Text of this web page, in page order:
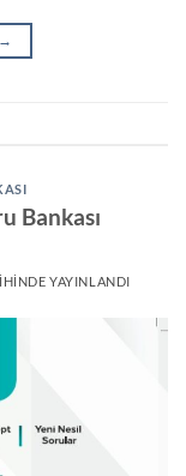
→
Bankası
YAYINLANDI